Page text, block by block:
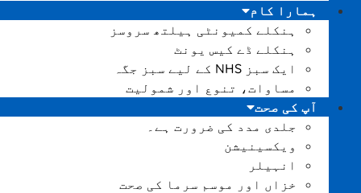
ہمارا کام
ہنکلے کمیونٹی ہیلتھ سروسز
ہنکلے ڈے کیس یونٹ
ایک سبز NHS کے لیے سبز جگہ
مساوات، تنوع اور شمولیت
آپ کی صحت
جلدی مدد کی ضرورت ہے۔
ویکسینیشن
انہیلر
خزاں اور موسم سرما کی صحت